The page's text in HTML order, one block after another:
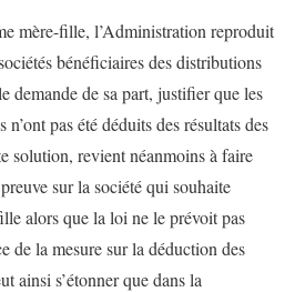
mère-fille, l’Administration reproduit
bénéficiaires des distributions
demande de sa part, justifier que les
pas été déduits des résultats des
solution, revient néanmoins à faire
sur la société qui souhaite
alors que la loi ne le prévoit pas
de la mesure sur la déduction des
ainsi s’étonner que dans la